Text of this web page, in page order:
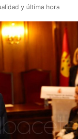
y última hora